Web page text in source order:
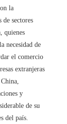
la
de sectores
quienes
necesidad de
el comercio
extranjeras
y
de su
del país.